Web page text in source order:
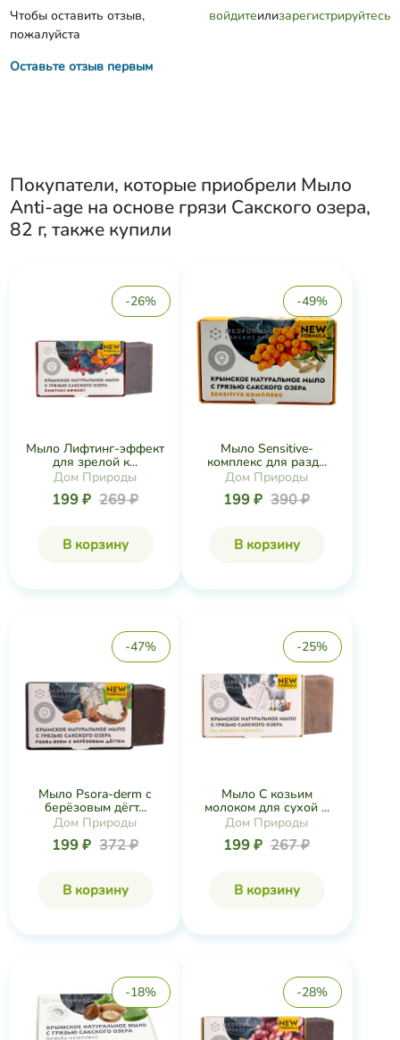
Чтобы оставить отзыв,
пожалуйста
войдитеилизарегистрируйтесь
Оставьте отзыв первым
Покупатели, которые приобрели Мыло
Anti-age на основе грязи Сакского озера,
82 г, также купили
-26%
Мыло Лифтинг-эффект
для зрелой к...
Дом Природы
199 ₽ 269 ₽
В корзину
-49%
Мыло Sensitive-
комплекс для разд...
Дом Природы
199 ₽ 390 ₽
В корзину
-47%
Мыло Psora-derm с
берёзовым дёгт...
Дом Природы
199 ₽ 372 ₽
В корзину
-25%
Мыло С козьим
молоком для сухой ...
Дом Природы
199 ₽ 267 ₽
В корзину
-18% -28%